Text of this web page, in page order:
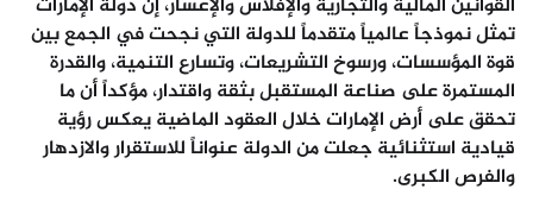
القوانين المالية والتجارية والإفلاس والإعسار، إن دولة الإمارات
تمثل نموذجاً عالمياً متقدماً للدولة التي نجحت في الجمع بين
قوة المؤسسات، ورسوخ التشريعات، وتسارع التنمية، والقدرة
المستمرة على صناعة المستقبل بثقة واقتدار، مؤكداً أن ما
تحقق على أرض الإمارات خلال العقود الماضية يعكس رؤية
قيادية استثنائية جعلت من الدولة عنواناً للاستقرار والازدهار
والفرص الكبرى.